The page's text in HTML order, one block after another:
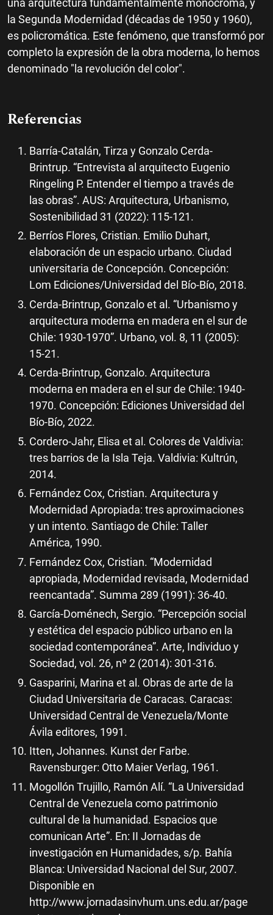
una arquitectura fundamentalmente monocroma, y
la Segunda Modernidad (décadas de 1950 y 1960),
es policromática. Este fenómeno, que transformó por
completo la expresión de la obra moderna, lo hemos
denominado "la revolución del color".
Referencias
Barría-Catalán, Tirza y Gonzalo Cerda-
Brintrup. “Entrevista al arquitecto Eugenio
Ringeling P. Entender el tiempo a través de
las obras”. AUS: Arquitectura, Urbanismo,
Sostenibilidad 31 (2022): 115-121.
Berríos Flores, Cristian. Emilio Duhart,
elaboración de un espacio urbano. Ciudad
universitaria de Concepción. Concepción:
Lom Ediciones/Universidad del Bío-Bío, 2018.
Cerda-Brintrup, Gonzalo et al. “Urbanismo y
arquitectura moderna en madera en el sur de
Chile: 1930-1970”. Urbano, vol. 8, 11 (2005):
15-21.
Cerda-Brintrup, Gonzalo. Arquitectura
moderna en madera en el sur de Chile: 1940-
1970. Concepción: Ediciones Universidad del
Bío-Bío, 2022.
Cordero-Jahr, Elisa et al. Colores de Valdivia:
tres barrios de la Isla Teja. Valdivia: Kultrún,
2014.
Fernández Cox, Cristian. Arquitectura y
Modernidad Apropiada: tres aproximaciones
y un intento. Santiago de Chile: Taller
América, 1990.
Fernández Cox, Cristian. “Modernidad
apropiada, Modernidad revisada, Modernidad
reencantada”. Summa 289 (1991): 36-40.
García-Doménech, Sergio. “Percepción social
y estética del espacio público urbano en la
sociedad contemporánea”. Arte, Individuo y
Sociedad, vol. 26, nº 2 (2014): 301-316.
Gasparini, Marina et al. Obras de arte de la
Ciudad Universitaria de Caracas. Caracas:
Universidad Central de Venezuela/Monte
Ávila editores, 1991.
Itten, Johannes. Kunst der Farbe.
Ravensburger: Otto Maier Verlag, 1961.
Mogollón Trujillo, Ramón Alí. “La Universidad
Central de Venezuela como patrimonio
cultural de la humanidad. Espacios que
comunican Arte”. En: II Jornadas de
investigación en Humanidades, s/p. Bahía
Blanca: Universidad Nacional del Sur, 2007.
Disponible en
http://www.jornadasinvhum.uns.edu.ar/page